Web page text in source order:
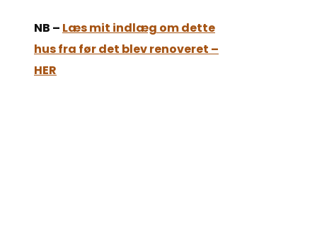
NB – Læs mit indlæg om dette
hus fra før det blev renoveret –
HER